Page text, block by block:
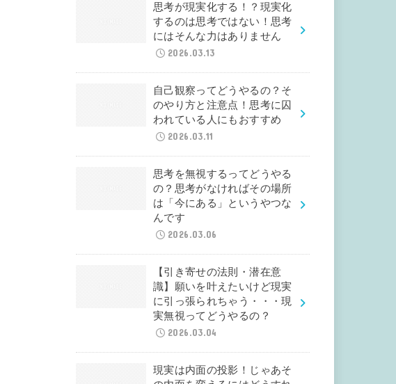
思考が現実化する！？現実化
するのは思考ではない！思考
にはそんな力はありません
2026.03.13
自己観察ってどうやるの？そ
のやり方と注意点！思考に囚
われている人にもおすすめ
2026.03.11
思考を無視するってどうやる
の？思考がなければその場所
は「今にある」というやつな
んです
2026.03.06
【引き寄せの法則・潜在意
識】願いを叶えたいけど現実
に引っ張られちゃう・・・現
実無視ってどうやるの？
2026.03.04
現実は内面の投影！じゃあそ